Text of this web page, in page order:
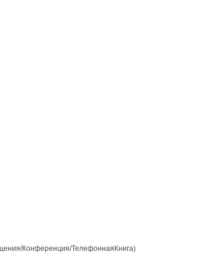
Конференция/ТелефоннаяКнига)